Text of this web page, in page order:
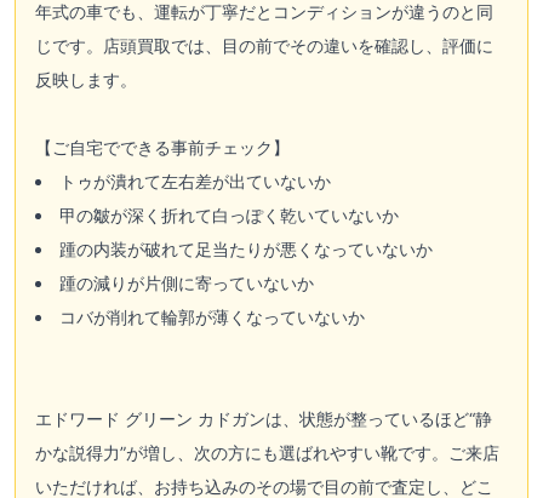
年式の車でも、運転が丁寧だとコンディションが違うのと同
じです。店頭買取では、目の前でその違いを確認し、評価に
反映します。
【ご自宅でできる事前チェック】
トゥが潰れて左右差が出ていないか
甲の皺が深く折れて白っぽく乾いていないか
踵の内装が破れて足当たりが悪くなっていないか
踵の減りが片側に寄っていないか
コバが削れて輪郭が薄くなっていないか
エドワード グリーン カドガンは、状態が整っているほど“静
かな説得力”が増し、次の方にも選ばれやすい靴です。ご来店
いただければ、お持ち込みのその場で目の前で査定し、どこ